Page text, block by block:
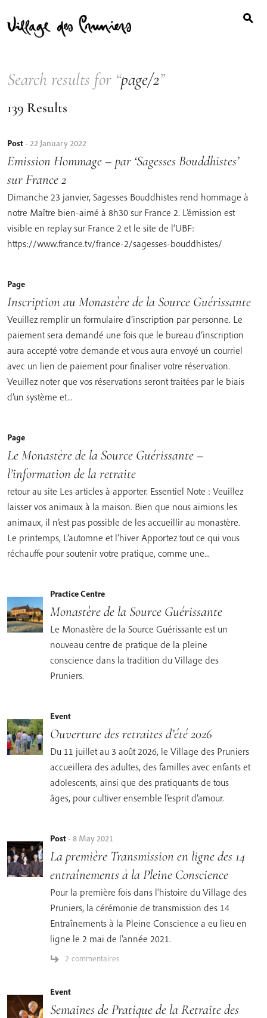
to
content
for:
Search results for “page/2”
139 Results
Post- 22 January 2022
Emission Hommage – par ‘Sagesses Bouddhistes’
sur France 2
Dimanche 23 janvier, Sagesses Bouddhistes rend hommage à
notre Maître bien-aimé à 8h30 sur France 2. L’émission est
visible en replay sur France 2 et le site de l’UBF:
https://www.france.tv/france-2/sagesses-bouddhistes/
Page
Inscription au Monastère de la Source Guérissante
Veuillez remplir un formulaire d’inscription par personne. Le
paiement sera demandé une fois que le bureau d’inscription
aura accepté votre demande et vous aura envoyé un courriel
avec un lien de paiement pour finaliser votre réservation.
Veuillez noter que vos réservations seront traitées par le biais
d’un système et...
Page
Le Monastère de la Source Guérissante –
l’information de la retraite
retour au site Les articles à apporter. Essentiel Note : Veuillez
laisser vos animaux à la maison. Bien que nous aimions les
animaux, il n’est pas possible de les accueillir au monastère.
Le printemps, L’automne et l’hiver Apportez tout ce qui vous
réchauffe pour soutenir votre pratique, comme une...
Practice Centre
Monastère de la Source Guérissante
Le Monastère de la Source Guérissante est un
nouveau centre de pratique de la pleine
conscience dans la tradition du Village des
Pruniers.
Event
Ouverture des retraites d’été 2026
Du 11 juillet au 3 août 2026, le Village des Pruniers
accueillera des adultes, des familles avec enfants et
adolescents, ainsi que des pratiquants de tous
âges, pour cultiver ensemble l’esprit d’amour.
Post- 8 May 2021
La première Transmission en ligne des 14
entraînements à la Pleine Conscience
Pour la première fois dans l'histoire du Village des
Pruniers, la cérémonie de transmission des 14
Entraînements à la Pleine Conscience a eu lieu en
ligne le 2 mai de l'année 2021.
2 commentaires
Event
Semaines de Pratique de la Retraite des